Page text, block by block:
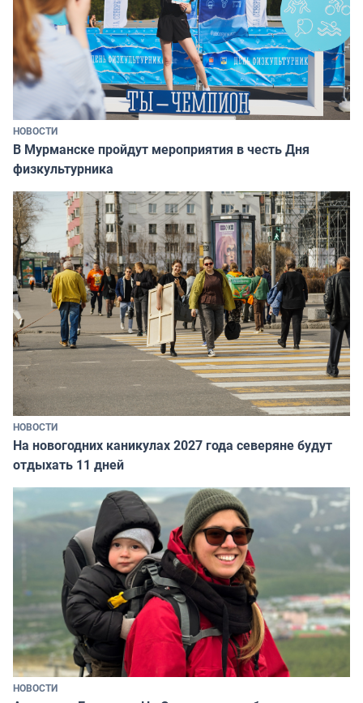
НОВОСТИ
В Мурманске пройдут мероприятия в честь Дня
физкультурника
НОВОСТИ
На новогодних каникулах 2027 года северяне будут
отдыхать 11 дней
НОВОСТИ